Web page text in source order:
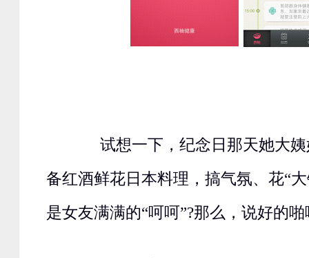
试想一下，纪念日那天她大姨
备红酒鲜花日本料理，搞气氛、花“
是女友满满的“呵呵”?那么，说好的啪